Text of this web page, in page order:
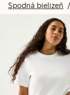
Spodná bielizeň